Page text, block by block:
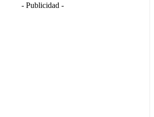
- Publicidad -